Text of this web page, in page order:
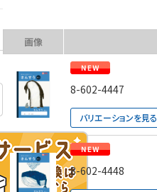
画像
8-602-4447
バリエーションを見る
8-602-4448